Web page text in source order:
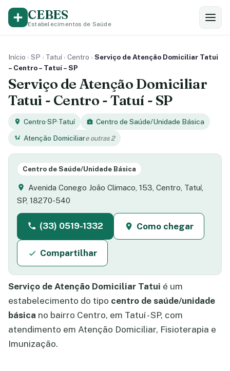
CEBES
Estabelecimentos de Saúde
Início › SP › Tatuí › Centro › Serviço de Atenção Domiciliar Tatui
– Centro – Tatuí – SP
Serviço de Atenção Domiciliar
Tatui - Centro - Tatuí - SP
Centro·SP·Tatuí
Centro de Saúde/Unidade Básica
Atenção Domiciliare outras 2
Centro de Saúde/Unidade Básica
Avenida Conego João Climaco, 153, Centro, Tatuí,
SP, 18270-540
(33) 0519-1332 Como chegar
Compartilhar
Serviço de Atenção Domiciliar Tatui é um
estabelecimento do tipo centro de saúde/unidade
básica no bairro Centro, em Tatuí - SP, com
atendimento em Atenção Domiciliar, Fisioterapia e
Imunização.